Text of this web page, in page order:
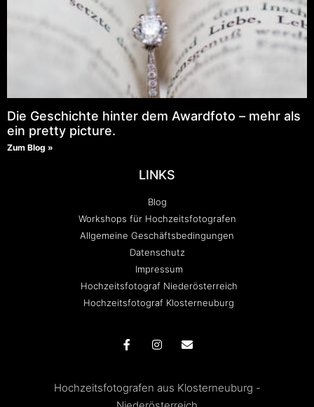
Die Geschichte hinter dem Awardfoto – mehr als
ein pretty picture.
Zum Blog »
LINKS
Blog
Workshops für Hochzeitsfotografen
Allgemeine Geschäftsbedingungen
Datenschutz
Impressum
Hochzeitsfotograf Niederösterreich
Hochzeitsfotograf Klosterneuburg
Hochzeitsfotografen aus Klosterneuburg -